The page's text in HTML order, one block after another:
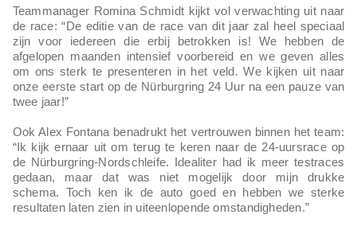
Teammanager Romina Schmidt kijkt vol verwachting uit naar
de race: “De editie van de race van dit jaar zal heel speciaal
zijn voor iedereen die erbij betrokken is! We hebben de
afgelopen maanden intensief voorbereid en we geven alles
om ons sterk te presenteren in het veld. We kijken uit naar
onze eerste start op de Nürburgring 24 Uur na een pauze van
twee jaar!”
Ook Alex Fontana benadrukt het vertrouwen binnen het team:
“Ik kijk ernaar uit om terug te keren naar de 24-uursrace op
de Nürburgring-Nordschleife. Idealiter had ik meer testraces
gedaan, maar dat was niet mogelijk door mijn drukke
schema. Toch ken ik de auto goed en hebben we sterke
resultaten laten zien in uiteenlopende omstandigheden.”